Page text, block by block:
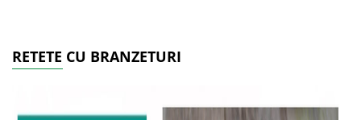
RETETE CU BRANZETURI